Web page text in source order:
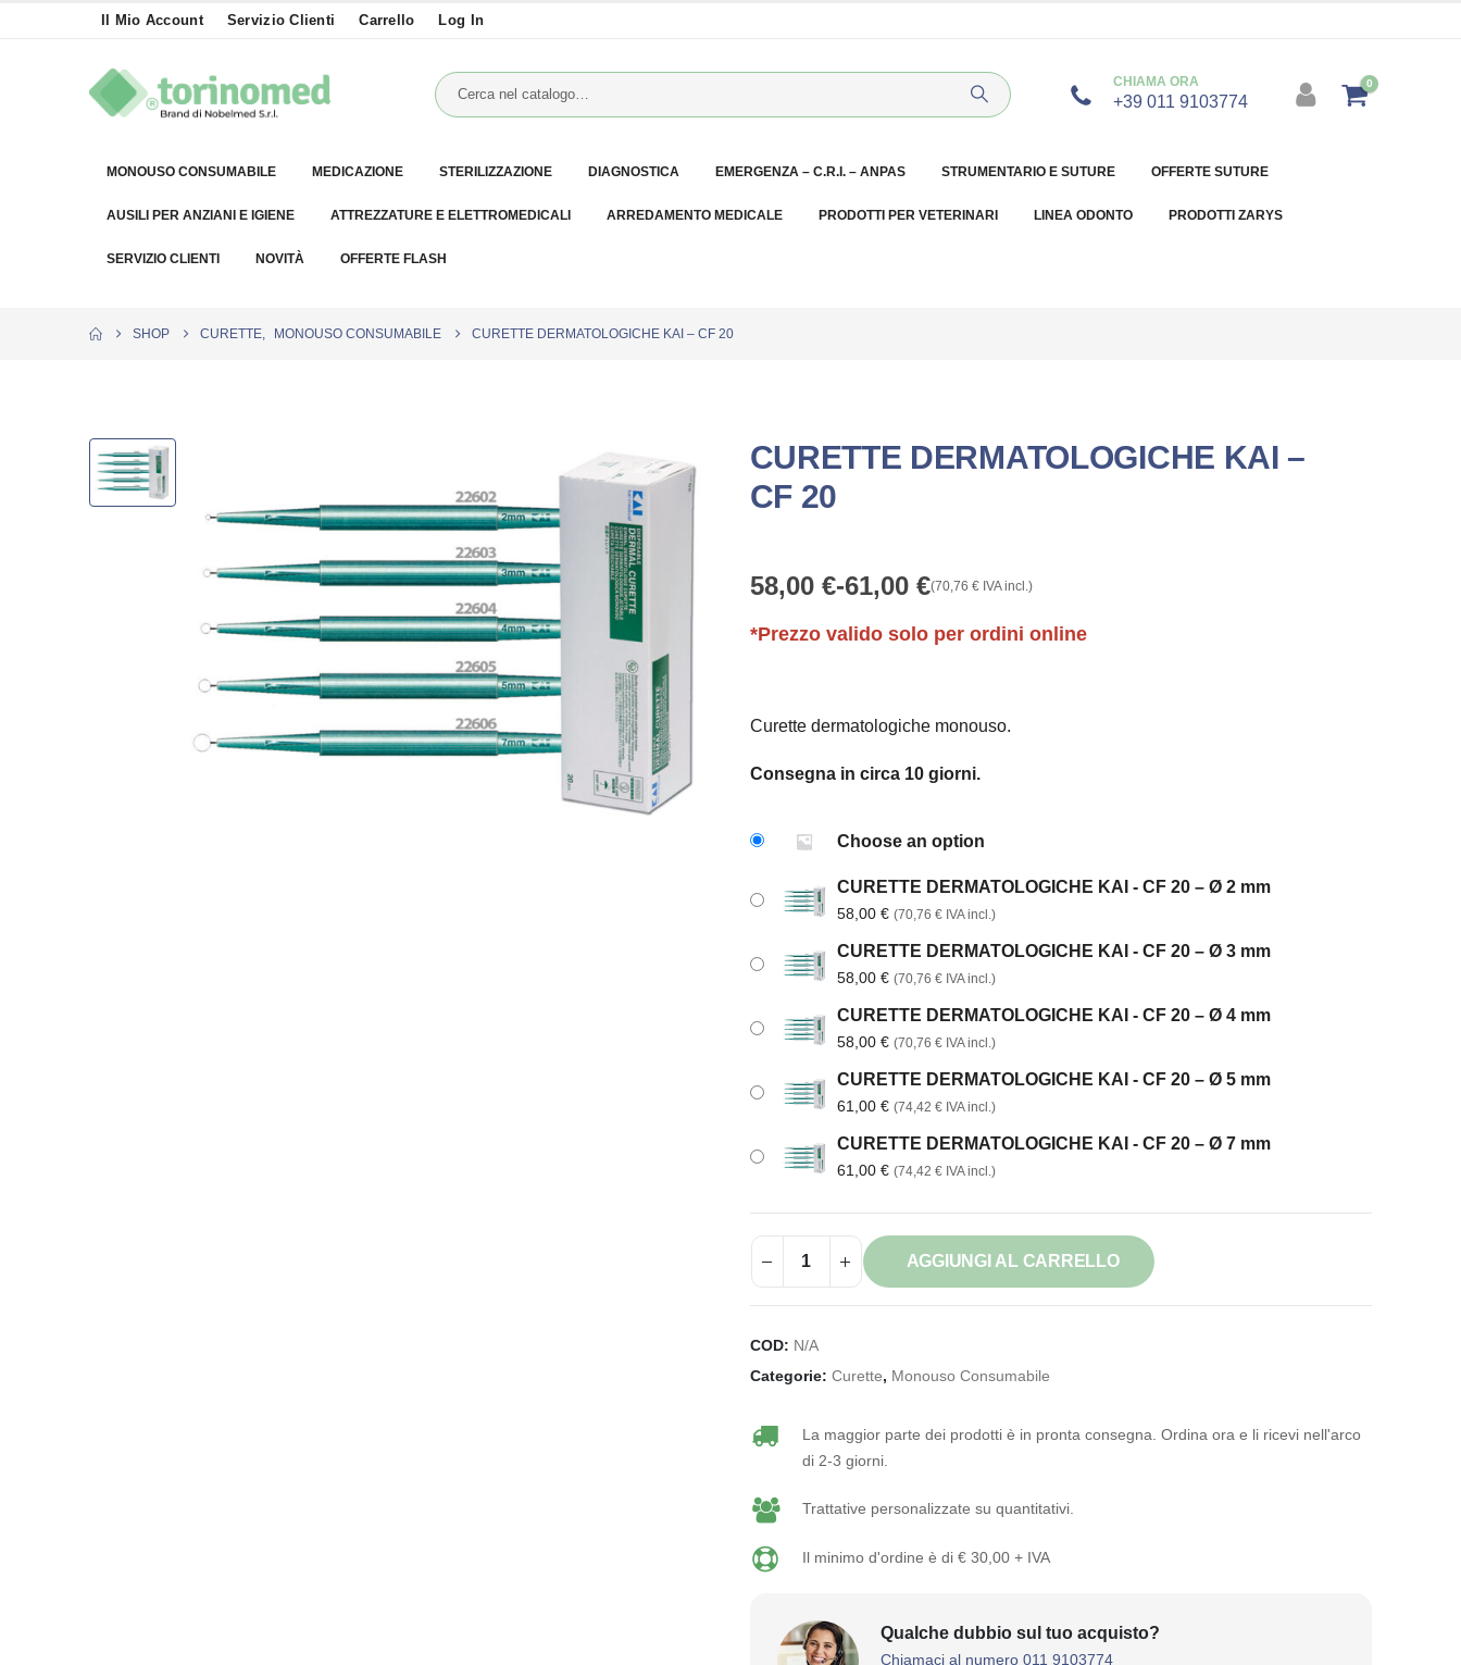
Il Mio Account Servizio Clienti Carrello Log In
CHIAMA ORA
+39 011 9103774
0
MONOUSO CONSUMABILE MEDICAZIONE STERILIZZAZIONE DIAGNOSTICA EMERGENZA – C.R.I. – ANPAS STRUMENTARIO E SUTURE OFFERTE SUTURE
AUSILI PER ANZIANI E IGIENE ATTREZZATURE E ELETTROMEDICALI ARREDAMENTO MEDICALE PRODOTTI PER VETERINARI LINEA ODONTO PRODOTTI ZARYS
SERVIZIO CLIENTI NOVITÀ OFFERTE FLASH
SHOP CURETTE MONOUSO CONSUMABILE CURETTE DERMATOLOGICHE KAI – CF 20
CURETTE DERMATOLOGICHE KAI –
CF 20
58,00 €-61,00 €
Fascia
di
prezzo:
a
(70,76 €IVA incl.)
*Prezzo valido solo per ordini online
Curette dermatologiche monouso.
Consegna in circa 10 giorni.
Choose an option
CURETTE DERMATOLOGICHE KAI - CF 20 – Ø 2 mm
58,00 € (70,76 €IVA incl.)
CURETTE DERMATOLOGICHE KAI - CF 20 – Ø 3 mm
58,00 € (70,76 €IVA incl.)
CURETTE DERMATOLOGICHE KAI - CF 20 – Ø 4 mm
58,00 € (70,76 €IVA incl.)
CURETTE DERMATOLOGICHE KAI - CF 20 – Ø 5 mm
61,00 € (74,42 €IVA incl.)
CURETTE DERMATOLOGICHE KAI - CF 20 – Ø 7 mm
61,00 € (74,42 €IVA incl.)
AGGIUNGI AL CARRELLO
COD: N/A
Categorie: Curette, Monouso Consumabile
La maggior parte dei prodotti è in pronta consegna. Ordina ora e li ricevi nell'arco
di 2-3 giorni.
Trattative personalizzate su quantitativi.
Il minimo d'ordine è di € 30,00 + IVA
Qualche dubbio sul tuo acquisto?
Chiamaci al numero 011 9103774